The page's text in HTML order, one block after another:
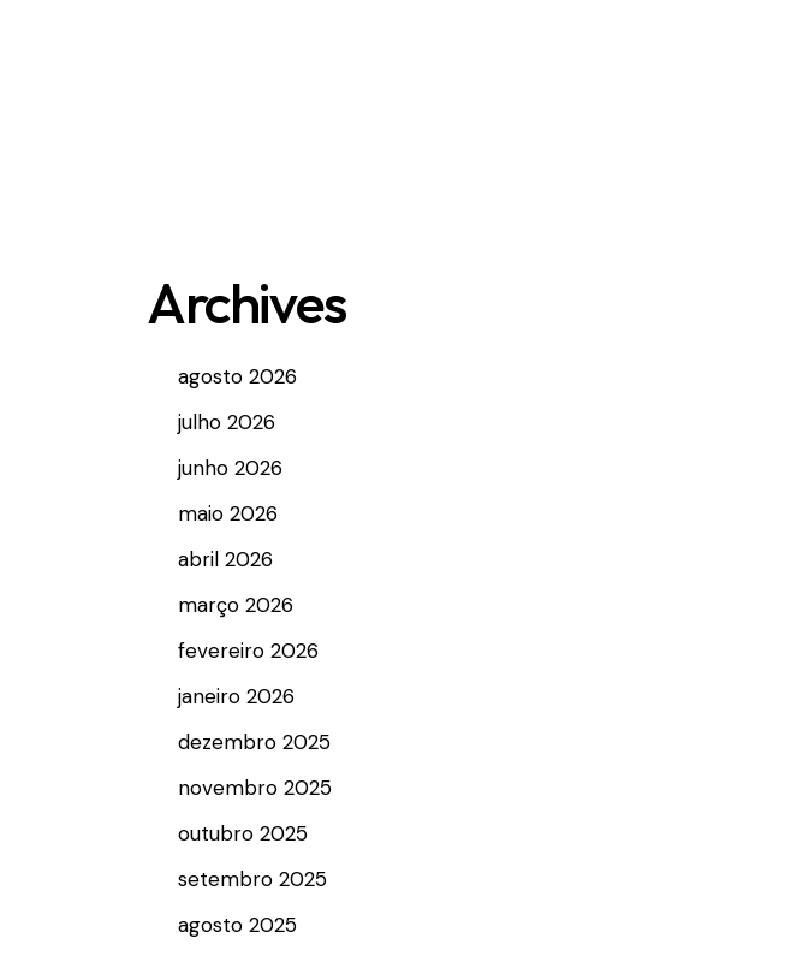
Archives
agosto 2026
julho 2026
junho 2026
maio 2026
abril 2026
março 2026
fevereiro 2026
janeiro 2026
dezembro 2025
novembro 2025
outubro 2025
setembro 2025
agosto 2025